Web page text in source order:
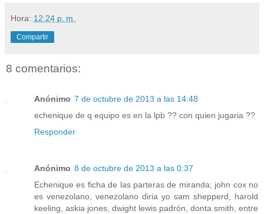
Hora: 12:24 p. m.
Compartir
8 comentarios:
Anónimo 7 de octubre de 2013 a las 14:48
echenique de q equipo es en la lpb ?? con quien jugaria ??
Responder
Anónimo 8 de octubre de 2013 a las 0:37
Echenique es ficha de las parteras de miranda; john cox no
es venezolano, venezolano diria yo sam shepperd, harold
keeling, askia jones, dwight lewis padrón, donta smith, entre